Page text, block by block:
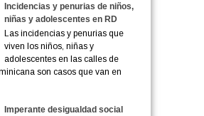
Incidencias y penurias de niños,
niñas y adolescentes en RD
Las incidencias y penurias que
viven los niños, niñas y
adolescentes en las calles de
son casos que van en
Imperante desigualdad social